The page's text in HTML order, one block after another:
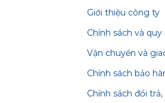
Giới thiệu công ty
Chính sách và
Vận chuyển và
Chính sách bảo
Chính sách đổi